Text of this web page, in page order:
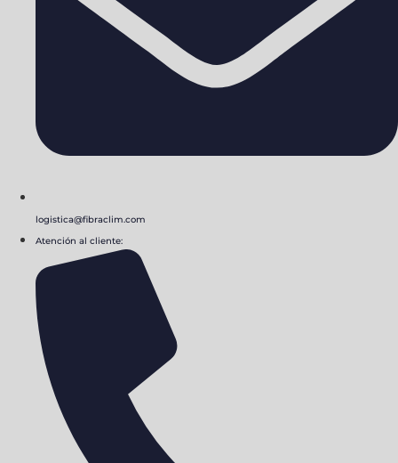
logistica@fibraclim.com
Atención al cliente: